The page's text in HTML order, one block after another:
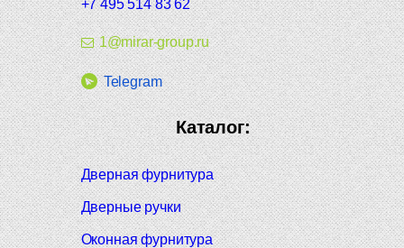
+7 495 514 83 62
1@mirar-group.ru
Telegram
Каталог:
Дверная фурнитура
Дверные ручки
Оконная фурнитура